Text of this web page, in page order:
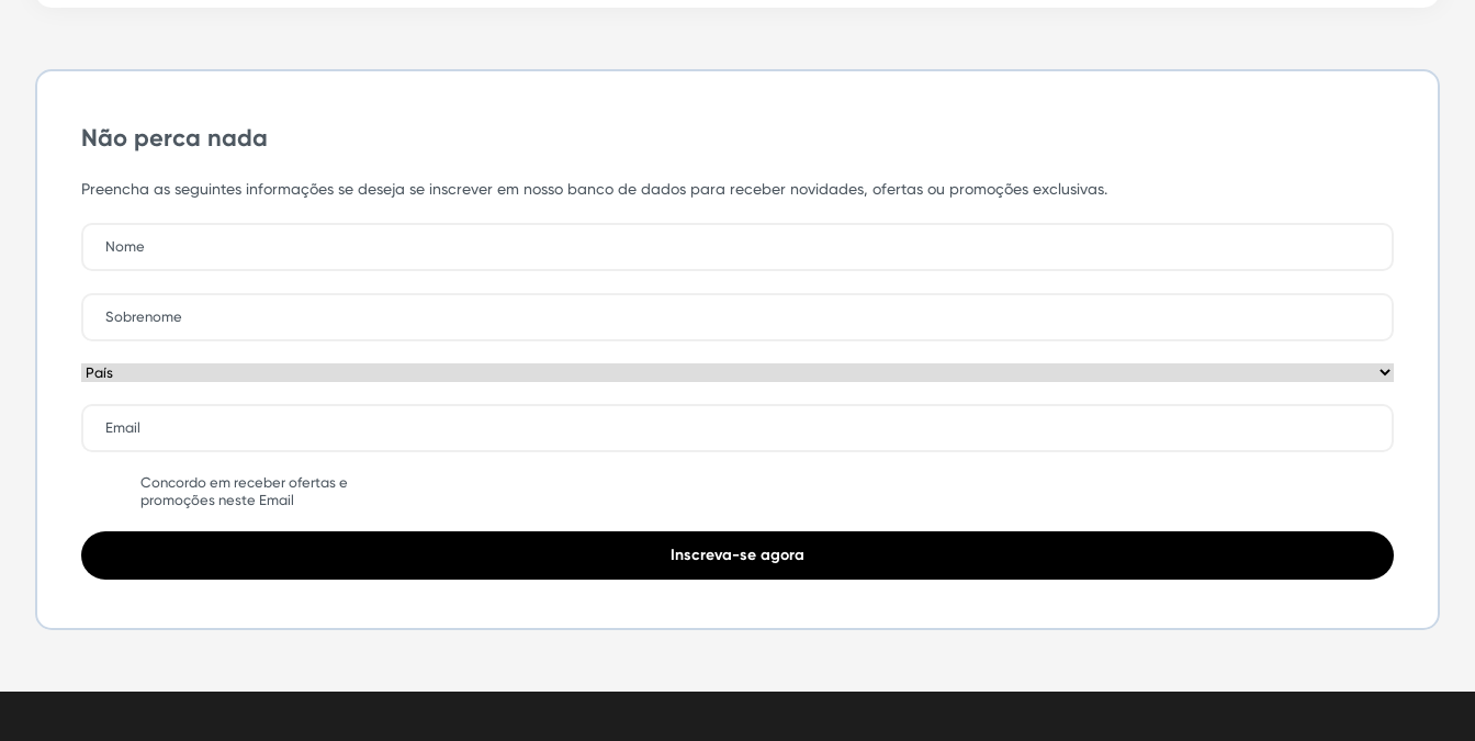
Não perca nada
Preencha as seguintes informações se deseja se inscrever em nosso banco de dados para receber novidades, ofertas ou promoções exclusivas.
Concordo em receber ofertas e
promoções neste Email
Inscreva-se agora